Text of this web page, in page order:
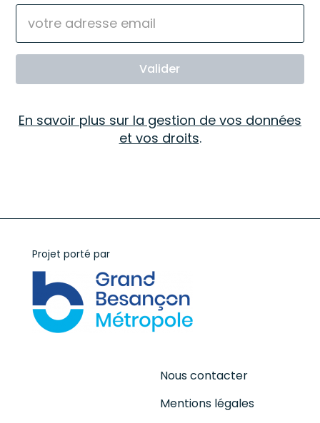
E-
mail
(Nécessaire)
En savoir plus sur la gestion de vos données
et vos droits.
Projet porté par
Nous contacter
Mentions légales